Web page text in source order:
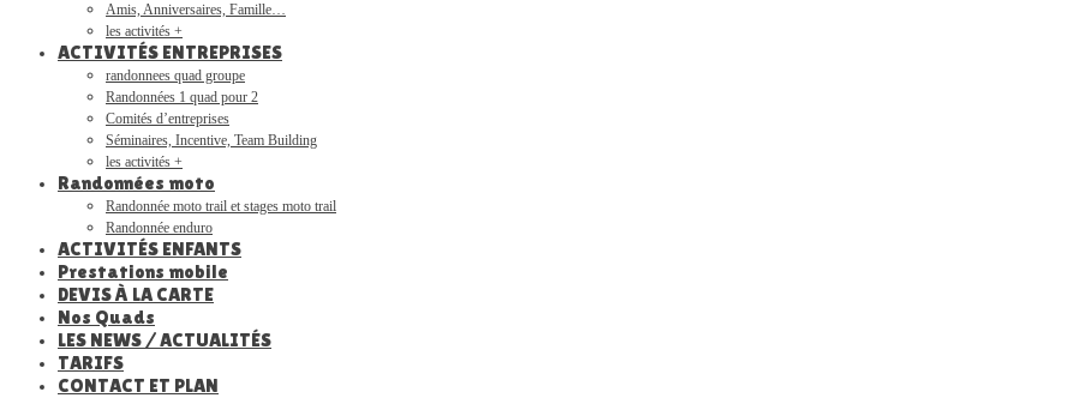
Amis, Anniversaires, Famille…
les activités +
ACTIVITÉS ENTREPRISES
randonnees quad groupe
Randonnées 1 quad pour 2
Comités d’entreprises
Séminaires, Incentive, Team Building
les activités +
Randonnées moto
Randonnée moto trail et stages moto trail
Randonnée enduro
ACTIVITÉS ENFANTS
Prestations mobile
DEVIS À LA CARTE
Nos Quads
LES NEWS / ACTUALITÉS
TARIFS
CONTACT ET PLAN